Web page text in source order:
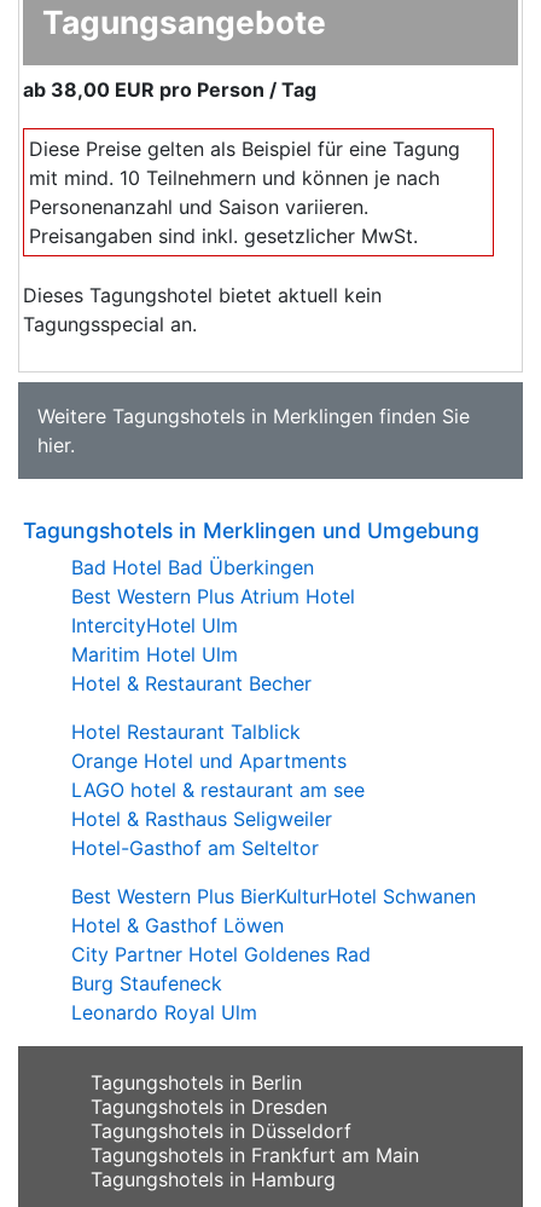
Tagungsangebote
ab 38,00 EUR pro Person / Tag
Diese Preise gelten als Beispiel für eine Tagung
mit mind. 10 Teilnehmern und können je nach
Personenanzahl und Saison variieren.
Preisangaben sind inkl. gesetzlicher MwSt.
Dieses Tagungshotel bietet aktuell kein
Tagungsspecial an.
Weitere Tagungshotels in Merklingen finden Sie
hier.
Tagungshotels in Merklingen und Umgebung
Bad Hotel Bad Überkingen
Best Western Plus Atrium Hotel
IntercityHotel Ulm
Maritim Hotel Ulm
Hotel & Restaurant Becher
Hotel Restaurant Talblick
Orange Hotel und Apartments
LAGO hotel & restaurant am see
Hotel & Rasthaus Seligweiler
Hotel-Gasthof am Selteltor
Best Western Plus BierKulturHotel Schwanen
Hotel & Gasthof Löwen
City Partner Hotel Goldenes Rad
Burg Staufeneck
Leonardo Royal Ulm
Tagungshotels in Berlin
Tagungshotels in Dresden
Tagungshotels in Düsseldorf
Tagungshotels in Frankfurt am Main
Tagungshotels in Hamburg